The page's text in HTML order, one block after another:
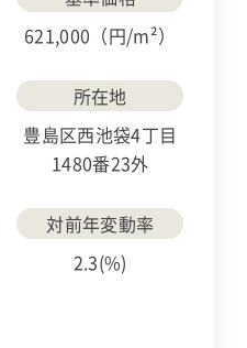
621,000（円/m²）
所在地
豊島区西池袋4丁目
1480番23外
対前年変動率
2.3(%)